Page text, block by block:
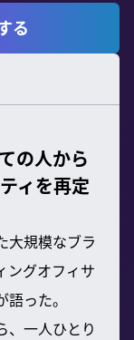
る
の人から
ィを再定
大規模なブラ
ングオフィサ
った。
、一人ひとり